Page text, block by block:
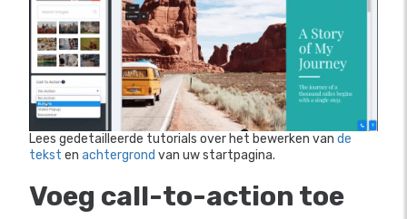
Lees gedetailleerde tutorials over het bewerken van de
tekst en achtergrond van uw startpagina.
Voeg call-to-action toe